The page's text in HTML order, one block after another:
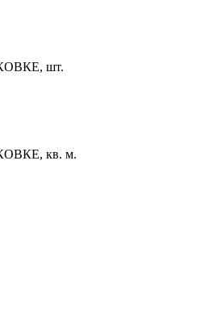
шт.
кв. м.